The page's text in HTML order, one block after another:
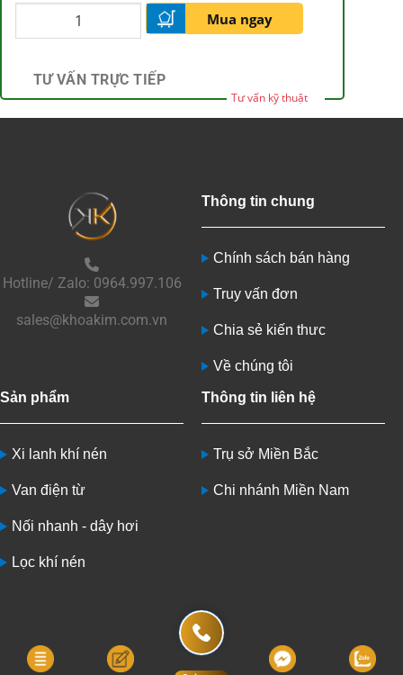
Mua ngay
TƯ VẤN TRỰC TIẾP
Tư vấn kỹ thuật
Hotline/ Zalo: 0964.997.106
sales@khoakim.com.vn
Thông tin chung
Chính sách bán hàng
Truy vấn đơn
Chia sẻ kiến thưc
Về chúng tôi
Sản phẩm
Xi lanh khí nén
Van điện từ
Nối nhanh - dây hơi
Lọc khí nén
Thông tin liên hệ
Trụ sở Miền Bắc
Chi nhánh Miền Nam